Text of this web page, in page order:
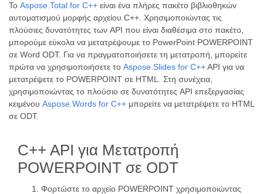
Το Aspose.Total for C++ είναι ένα πλήρες πακέτο βιβλιοθηκών
αυτοματισμού μορφής αρχείου C++. Χρησιμοποιώντας τις
πλούσιες δυνατότητες των API που είναι διαθέσιμα στο πακέτο,
μπορούμε εύκολα να μετατρέψουμε το PowerPoint POWERPOINT
σε Word ODT. Για να πραγματοποιήσετε τη μετατροπή, μπορείτε
πρώτα να χρησιμοποιήσετε το Aspose.Slides for C++API για να
μετατρέψετε το POWERPOINT σε HTML. Στη συνέχεια,
χρησιμοποιώντας το πλούσιο σε δυνατότητες API επεξεργασίας
κειμένου Aspose.Words for C++ μπορείτε να μετατρέψετε το HTML
σε ODT.
C++ API για Μετατροπή
POWERPOINT σε ODT
Φορτώστε το αρχείο POWERPOINT χρησιμοποιώντας